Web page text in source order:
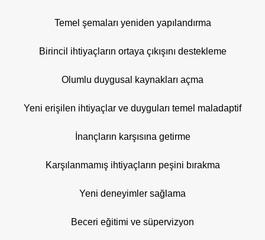
Temel şemaları yeniden yapılandırma
Birincil ihtiyaçların ortaya çıkışını destekleme
Olumlu duygusal kaynakları açma
Yeni erişilen ihtiyaçlar ve duyguları temel maladaptif
İnançların karşısına getirme
Karşılanmamış ihtiyaçların peşini bırakma
Yeni deneyimler sağlama
Beceri eğitimi ve süpervizyon